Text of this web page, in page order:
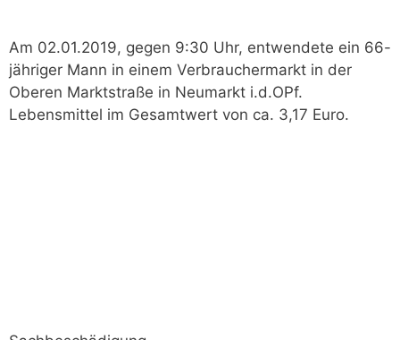
Am 02.01.2019, gegen 9:30 Uhr, entwendete ein 66-
jähriger Mann in einem Verbrauchermarkt in der
Oberen Marktstraße in Neumarkt i.d.OPf.
Lebensmittel im Gesamtwert von ca. 3,17 Euro.